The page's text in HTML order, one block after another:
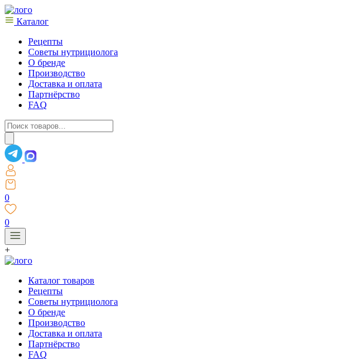
Каталог
Рецепты
Советы нутрициолога
О бренде
Производство
Доставка и оплата
Партнёрство
FAQ
Поиск
товаров
0
0
+
Каталог товаров
Рецепты
Советы нутрициолога
О бренде
Производство
Доставка и оплата
Партнёрство
FAQ